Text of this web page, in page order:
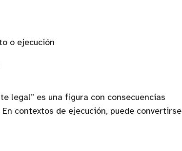
o ejecución
legal” es una figura con consecuencias
contextos de ejecución, puede convertirse